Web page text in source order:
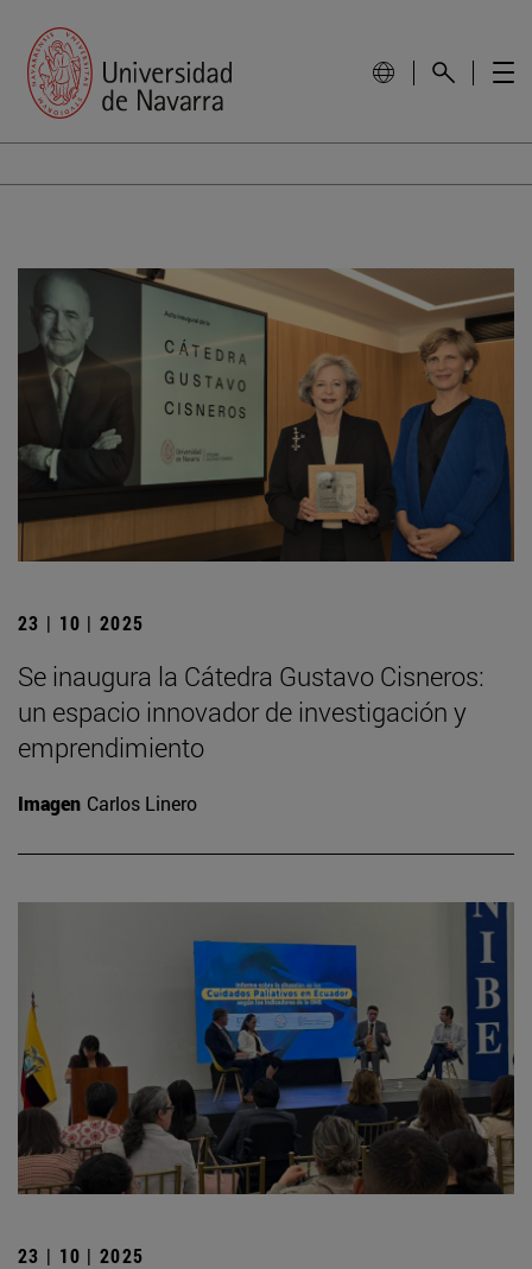
23 | 10 | 2025
Se inaugura la Cátedra Gustavo Cisneros:
un espacio innovador de investigación y
emprendimiento
Imagen Carlos Linero
23 | 10 | 2025